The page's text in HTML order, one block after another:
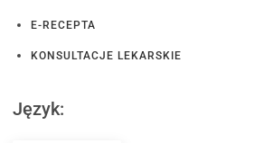
E-RECEPTA
KONSULTACJE LEKARSKIE
Język: